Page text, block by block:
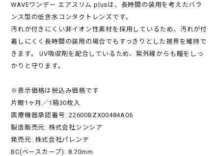
WAVEワンデー エアスリム plusは、長時間の装用を考えたバラ
ンス型の低含水コンタクトレンズです。
汚れが付きにくい非イオン性素材を採用しているため、汚れが付
着しにくく長時間の装用の場合でもすっきりとした視界を維持で
きます。 UV吸収剤を配合しているため、紫外線からも瞳をしっ
かりと守ります。
※表示価格は税込み価格です
片眼1ヶ月／1箱30枚入
医療機器承認番号: 22600BZX00484A06
製造販売元: 株式会社シンシア
発売元: 株式会社パレンテ
BC(ベースカーブ): 8.70mm